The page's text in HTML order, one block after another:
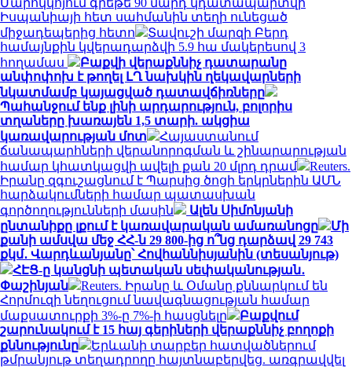
Իսպանիայի հետ սահմանին տեղի ունեցած
միջադեպերից հետո
Տավուշի մարզի Բերդ
համայնքին կվերադարձվի 5.9 հա մակերեսով 3
հողամաս
Բաքվի վերաքննիչ դատարանը
անփոփոխ է թողել ԼՂ նախկին ղեկավարների
նկատմամբ կայացված դատավճիռները
Պահանջում ենք լինի արդարություն, բոլորիս
տղաները խառայեն 1,5 տարի. ակցիա
կառավարության մոտ
Հայաստանում
ճանապարհների վերանորոգման և շինարարության
համար կհատկացվի ավելի քան 20 մլրդ դրամ
Reuters.
Իրանը զգուշացնում է Պարսից ծոցի երկրներին ԱՄՆ
հարձակումների համար պատասխան
գործողությունների մասին
Ալեն Սիմոնյանի
ընտանիքը լքում է կառավարական ամառանոցը
Մի
քանի ամսվա մեջ ՀՀ-ն 29 800-ից ո՞նց դարձավ 29 743
քկմ․ Վարդևանյանը՝ Հովհաննիսյանին (տեսանյութ)
ՀԷՑ-ը կանցնի պետական սեփականության․
Փաշինյան
Reuters. Իրանը և Օմանը քննարկում են
Հորմուզի նեղուցում նավագնացության համար
մաքսատուրքի 3%-ը 7%-ի հասցնելը
Բաքվում
շարունակում է 15 հայ գերիների վերաքննիչ բողոքի
քննությունը
Երևանի տարբեր հատվածներում
թմրանյութ տեղադրողը հայտնաբերվեց. առգրավվել